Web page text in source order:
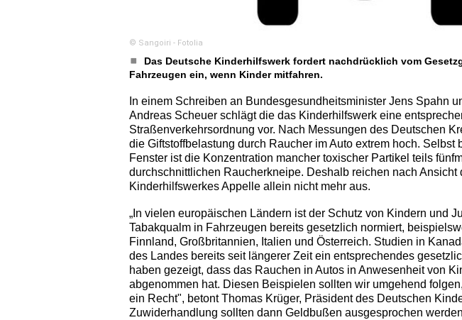
© Sangoiri - Fotolia
Das Deutsche Kinderhilfswerk fordert nachdrücklich vom
Fahrzeugen ein, wenn Kinder mitfahren.
In einem Schreiben an Bundesgesundheitsminister Jens Spahn
Andreas Scheuer schlägt die das Kinderhilfswerk eine
Straßenverkehrsordnung vor. Nach Messungen des Deutschen
die Giftstoffbelastung durch Raucher im Auto extrem hoch. Selbst
Fenster ist die Konzentration mancher toxischer Partikel teils
durchschnittlichen Raucherkneipe. Deshalb reichen nach Ansicht
Kinderhilfswerkes Appelle allein nicht mehr aus.
„In vielen europäischen Ländern ist der Schutz von Kindern und
Tabakqualm in Fahrzeugen bereits gesetzlich normiert,
Finnland, Großbritannien, Italien und Österreich. Studien in
des Landes bereits seit längerer Zeit ein entsprechendes
haben gezeigt, dass das Rauchen in Autos in Anwesenheit von
abgenommen hat. Diesen Beispielen sollten wir umgehend
ein Recht", betont Thomas Krüger, Präsident des Deutschen
Zuwiderhandlung sollten dann Geldbußen ausgesprochen